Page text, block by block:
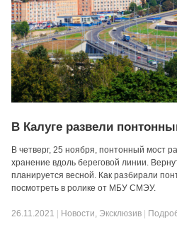
В Калуге развели
В четверг, 25 ноября, понтонный мост
хранение вдоль береговой линии.
планируется весной. Как разбирали
посмотреть в ролике от МБУ СМЭУ.
26.11.2021 Новости, Эксклюзив